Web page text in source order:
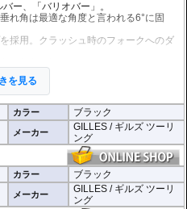
ー、「バリオバー」。
れ角は最適な角度と言われる6°に固
採用。クラッシュ時のフォークへのダ
ルバーをWorldSBK、WorldSuperspor
ます。
種により形状、デザインが異なる場合
寸法図をご確認いただき、商品の形状
を見る
カラー ブラック
メーカー
GILLES / ギルズ ツーリ
ング
カラー ブラック
メーカー
GILLES / ギルズ ツーリ
ング